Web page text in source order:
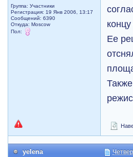
Группа: Участники
Регистрация: 19 Янв 2006, 13:17
Сообщений: 6390
Откуда: Moscow
Пол:
Ее
yelena